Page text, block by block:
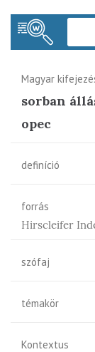
Magyar
sorban
opec
definíció
forrás
Hirscleifer
szófaj
témakör
Kontextus